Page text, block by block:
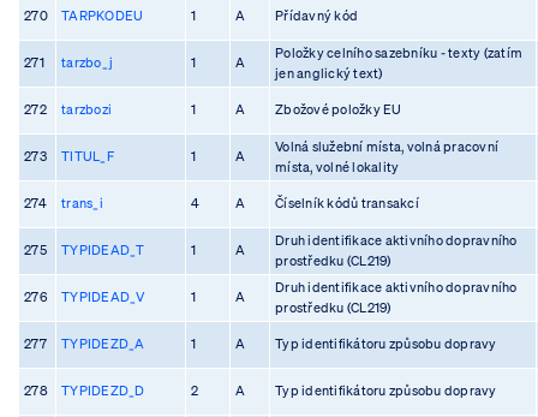
270 TARPKODEU 1 A Přídavný kód
271 tarzbo_j 1 A
Položky celního sazebníku - texty (zatím
jen anglický text)
272 tarzbozi 1 A Zbožové položky EU
273 TITUL_F 1 A
Volná služební místa, volná pracovní
místa, volné lokality
274 trans_i 4 A Číselník kódů transakcí
275 TYPIDEAD_T 1 A
Druh identifikace aktivního dopravního
prostředku (CL219)
276 TYPIDEAD_V 1 A
Druh identifikace aktivního dopravního
prostředku (CL219)
277 TYPIDEZD_A 1 A Typ identifikátoru způsobu dopravy
278 TYPIDEZD_D 2 A Typ identifikátoru způsobu dopravy